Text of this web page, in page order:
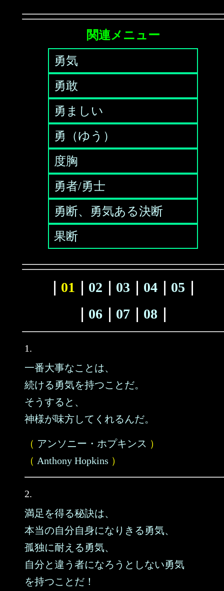
関連メニュー
勇気
勇敢
勇ましい
勇（ゆう）
度胸
勇者/勇士
勇断、勇気ある決断
果断
01 02 03 04 05
06 07 08
1.
一番大事なことは、
続ける勇気を持つことだ。
そうすると、
神様が味方してくれるんだ。
（ アンソニー・ホプキンス ）
（ Anthony Hopkins ）
2.
満足を得る秘訣は、
本当の自分自身になりきる勇気、
孤独に耐える勇気、
自分と違う者になろうとしない勇気
を持つことだ！